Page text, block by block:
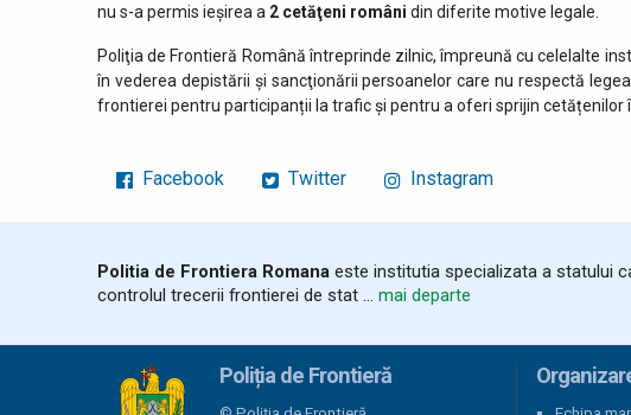
nu s-a permis ieşirea a 2 cetăţeni români din diferite motive legale.
Poliţia de Frontieră Română întreprinde zilnic, împreună cu celelalte
în vederea depistării şi sancţionării persoanelor care nu respectă
frontierei pentru participanții la trafic și pentru a oferi sprijin cetățenilor
Facebook Twitter Instagram
Politia de Frontiera Romana este institutia specializata a statului
controlul trecerii frontierei de stat ... mai departe
Poliția de Frontieră